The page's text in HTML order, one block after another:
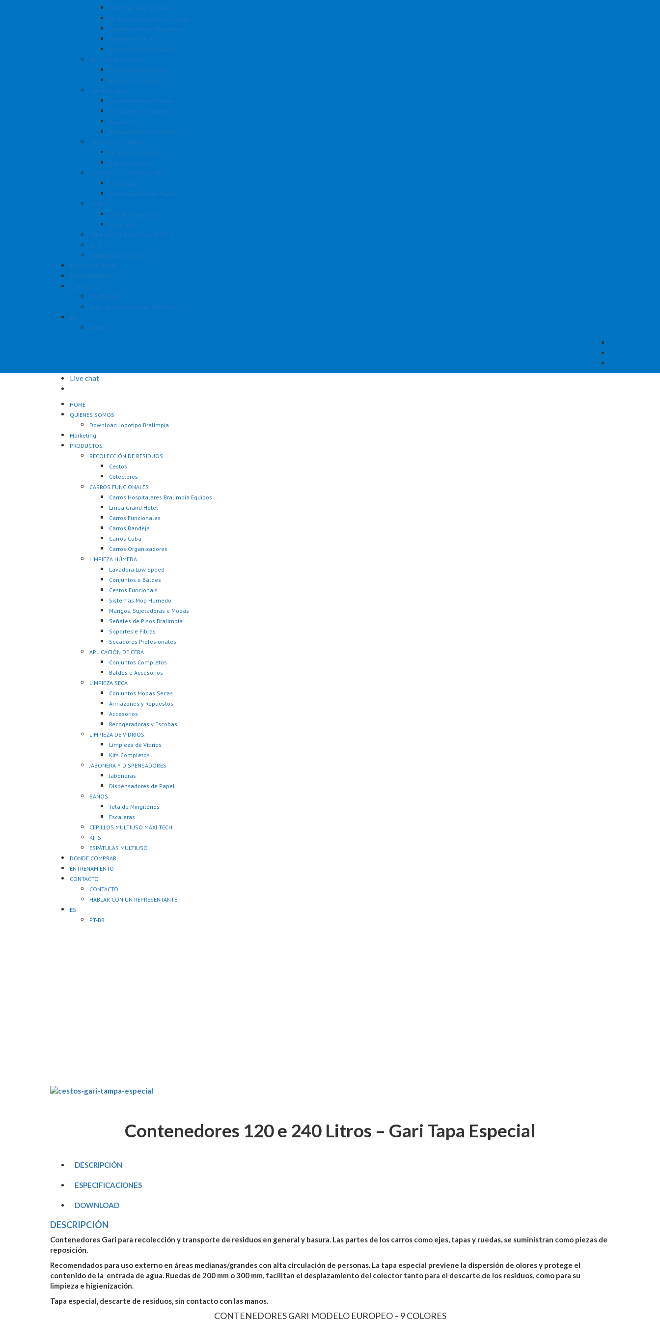
Sistemas Mop Húmedo
Mangos, Sujetadoras e Mopas
Señales de Pisos Bralimpia
Soportes e Fibras
Secadores Profesionales
APLICACIÓN DE CERA
Conjuntos Completos
Baldes e Accesorios
LIMPIEZA SECA
Conjuntos Mopas Secas
Armazónes y Repuestos
Accesorios
Recogeradoras y Escobas
LIMPIEZA DE VIDRIOS
Limpieza de Vidrios
Kits Completos
JABONERA Y DISPENSADORES
Jaboneras
Dispensadores de Papel
BAÑOS
Tela de Mingitorios
Escaleras
CEPILLOS MULTIUSO MAXI TECH
KITS
ESPÁTULAS MULTIUSO
DONDE COMPRAR
ENTRENAMIENTO
CONTACTO
CONTACTO
HABLAR CON UN REPRESENTANTE
ES
PT-BR
Live chat
HOME
QUIENES SOMOS
Download Logotipo Bralimpia
Marketing
PRODUCTOS
RECOLECCIÓN DE RESIDUOS
Cestos
Colectores
CARROS FUNCIONALES
Carros Hospitalares Bralimpia Equipos
Línea Grand Hotel
Carros Funcionales
Carros Bandeja
Carros Cuba
Carros Organizadores
LIMPIEZA HÚMEDA
Lavadora Low Speed
Conjuntos e Baldes
Cestos Funcionais
Sistemas Mop Húmedo
Mangos, Sujetadoras e Mopas
Señales de Pisos Bralimpia
Soportes e Fibras
Secadores Profesionales
APLICACIÓN DE CERA
Conjuntos Completos
Baldes e Accesorios
LIMPIEZA SECA
Conjuntos Mopas Secas
Armazónes y Repuestos
Accesorios
Recogeradoras y Escobas
LIMPIEZA DE VIDRIOS
Limpieza de Vidrios
Kits Completos
JABONERA Y DISPENSADORES
Jaboneras
Dispensadores de Papel
BAÑOS
Tela de Mingitorios
Escaleras
CEPILLOS MULTIUSO MAXI TECH
KITS
ESPÁTULAS MULTIUSO
DONDE COMPRAR
ENTRENAMIENTO
CONTACTO
CONTACTO
HABLAR CON UN REPRESENTANTE
ES
PT-BR
Contenedores 120 e 240 Litros – Gari Tapa Especial
DESCRIPCIÓN
ESPECIFICACIONES
DOWNLOAD
DESCRIPCIÓN
Contenedores Gari para recolección y transporte de residuos en general y basura. Las partes de los carros como ejes, tapas y ruedas, se suministran como piezas de
reposición.
Recomendados para uso externo en áreas medianas/grandes con alta circulación de personas. La tapa especial previene la dispersión de olores y protege el
contenido de la entrada de agua. Ruedas de 200 mm o 300 mm, facilitan el desplazamiento del colector tanto para el descarte de los residuos, como para su
limpieza e higienización.
Tapa especial, descarte de residuos, sin contacto con las manos.
CONTENEDORES GARI MODELO EUROPEO – 9 COLORES